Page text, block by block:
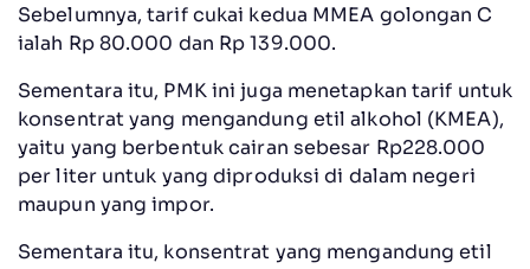
Sebelumnya, tarif cukai kedua MMEA golongan C
ialah Rp 80.000 dan Rp 139.000.
Sementara itu, PMK ini juga menetapkan tarif untuk
konsentrat yang mengandung etil alkohol (KMEA),
yaitu yang berbentuk cairan sebesar Rp228.000
per liter untuk yang diproduksi di dalam negeri
maupun yang impor.
Sementara itu, konsentrat yang mengandung etil